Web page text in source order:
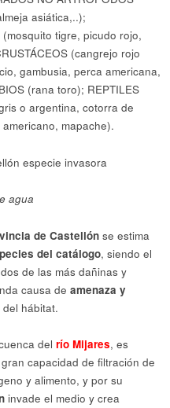
asiática,..);
(mosquito tigre, picudo rojo,
(cangrejo rojo
gambusia, perca americana,
(rana toro); REPTILES
o argentina, cotorra de
mapache).
agua
de Castellón se estima
del catálogo, siendo el
de las más dañinas y
causa de amenaza y
hábitat.
delrío Mijares, es
capacidad de filtración de
y alimento, y por su
invade el medio y crea